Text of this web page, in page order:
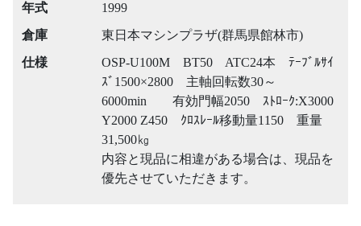
年式
1999
倉庫
東日本マシンプラザ(群馬県館林市)
仕様
OSP-U100M BT50 ATC24本 ﾃｰﾌﾞﾙｻｲ
ｽﾞ1500×2800 主軸回転数30～
6000min 有効門幅2050 ｽﾄﾛｰｸ:X3000
Y2000 Z450 ｸﾛｽﾚｰﾙ移動量1150 重量
31,500㎏
内容と現品に相違がある場合は、現品を
優先させていただきます。